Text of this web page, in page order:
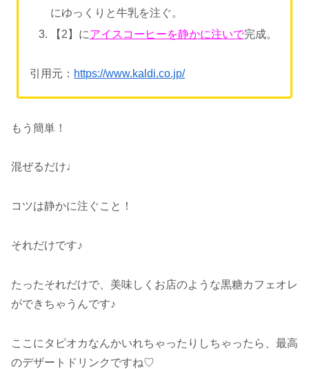
にゆっくりと牛乳を注ぐ。
【2】にアイスコーヒーを静かに注いで完成。
引用元： https://www.kaldi.co.jp/
もう簡単！
混ぜるだけ♩
コツは静かに注ぐこと！
それだけです♪
たったそれだけで、美味しくお店のような黒糖カフェオレ
ができちゃうんです♪
ここにタピオカなんかいれちゃったりしちゃったら、最高
のデザートドリンクですね♡